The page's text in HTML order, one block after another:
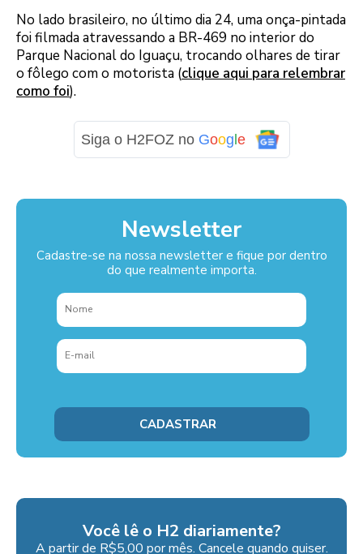
No lado brasileiro, no último dia 24, uma onça-pintada
foi filmada atravessando a BR-469 no interior do
Parque Nacional do Iguaçu, trocando olhares de tirar
o fôlego com o motorista (clique aqui para relembrar
como foi).
Siga o H2FOZ no Goog e
Newsletter
Cadastre-se na nossa newsletter e fique por dentro
do que realmente importa.
Você lê o H2 diariamente?
A partir de R$5,00 por mês. Cancele quando quiser.